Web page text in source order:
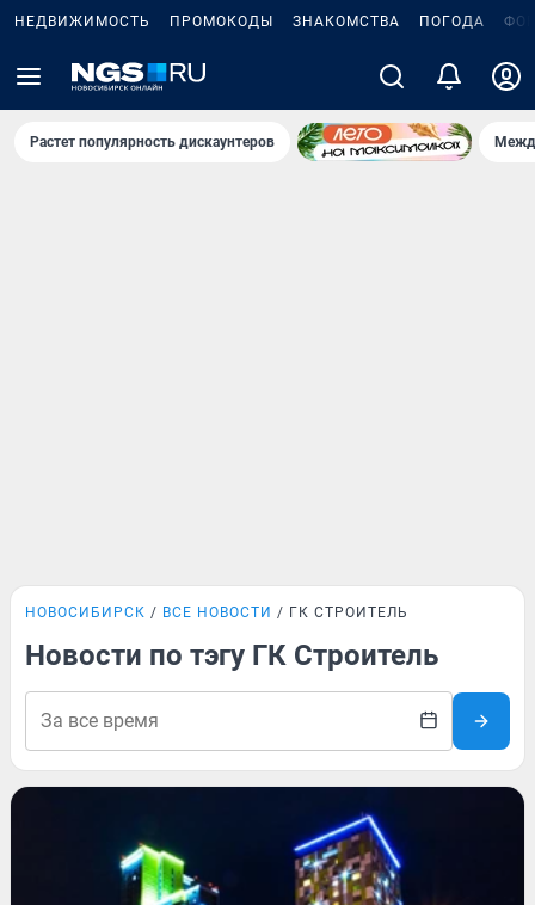
НЕДВИЖИМОСТЬ ПРОМОКОДЫ ЗНАКОМСТВА ПОГОДА
Растет популярность дискаунтеров
НОВОСИБИРСК ВСЕ НОВОСТИ ГК СТРОИТЕЛЬ
Новости по тэгу ГК Строитель